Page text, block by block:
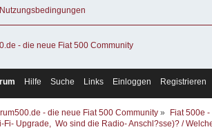
Nutzungsbedingungen
Hilfe Suche Links Einloggen Registrieren
- die neue Fiat 500 Community »
Fiat 500e
Fi- Upgrade,  Wo sind die Radio- Anschl?sse)? /